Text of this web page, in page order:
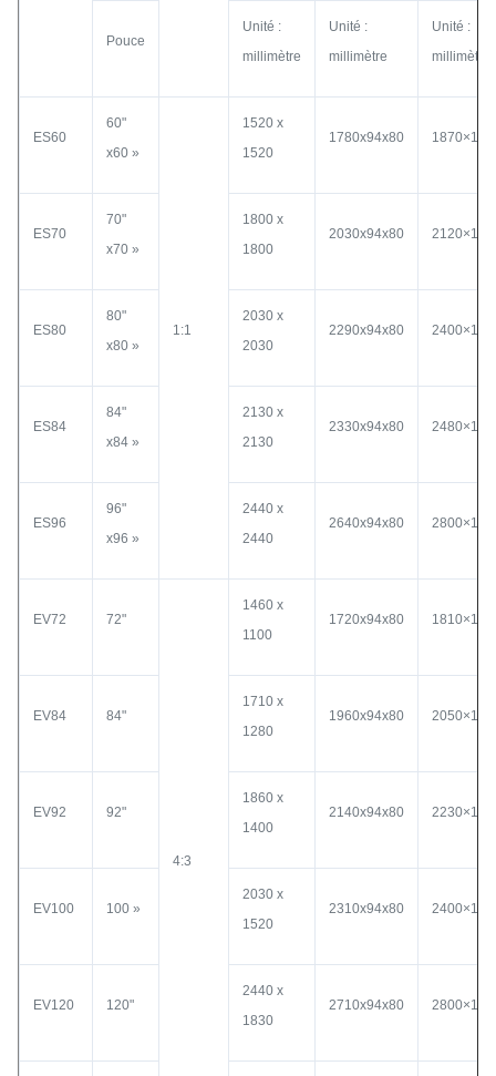
Pouce
Unité :
millimètre
Unité :
millimètre
Unité :
millimètre
ES60
60"
x60 »
1:1
1520 x
1520
1780x94x80
ES70
70"
x70 »
1800 x
1800
2030x94x80
ES80
80"
x80 »
2030 x
2030
2290x94x80
ES84
84"
x84 »
2130 x
2130
2330x94x80
ES96
96"
x96 »
2440 x
2440
2640x94x80
EV72 72"
4:3
1460 x
1100
1720x94x80
EV84 84"
1710 x
1280
1960x94x80
EV92 92"
1860 x
1400
2140x94x80
EV100 100 »
2030 x
1520
2310x94x80
EV120 120"
2440 x
1830
2710x94x80